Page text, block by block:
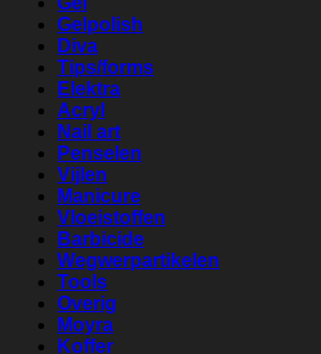
Gelpolish
Diva
Tips/forms
Elektra
Acryl
Nail art
Penselen
Vijlen
Manicure
Vloeistoffen
Barbicide
Wegwerpartikelen
Tools
Overig
Moyra
Koffer